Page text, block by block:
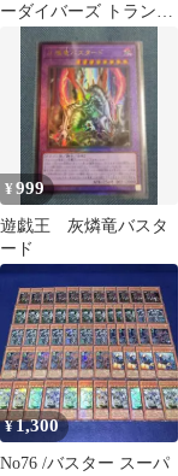
ーダイバーズ トランク
ス:青年期 AP3-018 R
¥999
遊戯王 灰燐竜バスタ
ード
¥1,300
No76 /バスター スーパ